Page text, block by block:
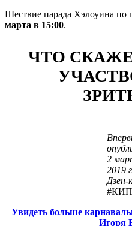
Шествие парада Хэлоуина по
марта в 15:00.
ЧТО
2
2019
Дзен-
Увидеть больше
Игоря